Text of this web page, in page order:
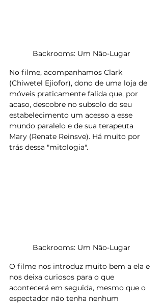
Backrooms: Um Não-Lugar
​No filme, acompanhamos Clark
(Chiwetel Ejiofor), dono de uma loja de
móveis praticamente falida que, por
acaso, descobre no subsolo do seu
estabelecimento um acesso a esse
mundo paralelo e de sua terapeuta
Mary (Renate Reinsve). Há muito por
trás dessa "mitologia".
Backrooms: Um Não-Lugar
O filme nos introduz muito bem a ela e
nos deixa curiosos para o que
acontecerá em seguida, mesmo que o
espectador não tenha nenhum